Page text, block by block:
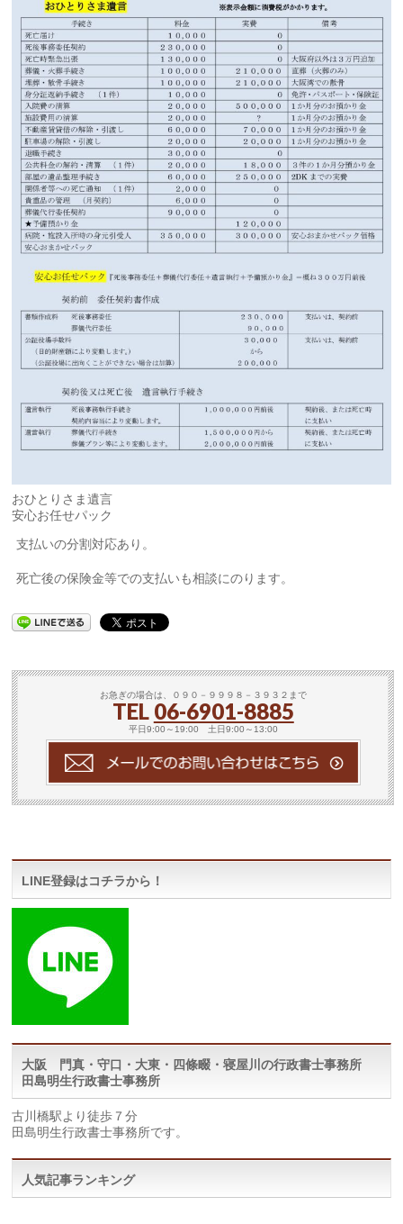
おひとりさま遺言
安心お任せパック
支払いの分割対応あり。
死亡後の保険金等での支払いも相談にのります。
お急ぎの場合は、０９０－９９９８－３９３２まで
TEL 06-6901-8885
平日9:00～19:00 土日9:00～13:00
LINE登録はコチラから！
大阪 門真・守口・大東・四條畷・寝屋川の行政書士事務所
田島明生行政書士事務所
古川橋駅より徒歩７分
田島明生行政書士事務所です。
人気記事ランキング